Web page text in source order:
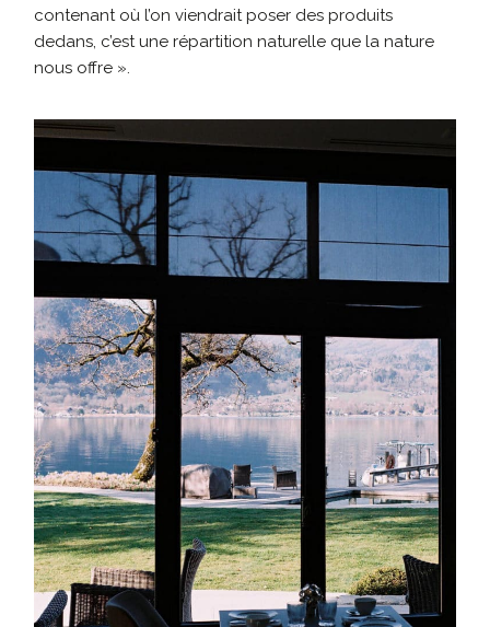
contenant où l’on viendrait poser des produits
dedans, c’est une répartition naturelle que la nature
nous offre ».